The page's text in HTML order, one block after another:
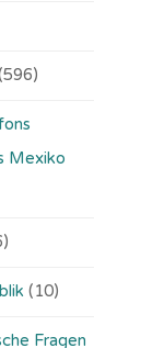
Mexiko
(10)
Fragen